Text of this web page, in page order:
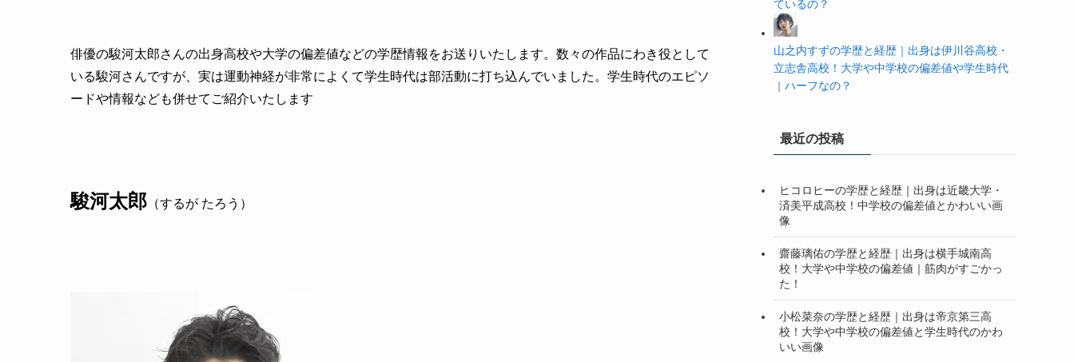
俳優の駿河太郎さんの出身高校や大学の偏差値などの学歴情報をお送りいたします。数々の作品にわき役として
いる駿河さんですが、実は運動神経が非常によくて学生時代は部活動に打ち込んでいました。学生時代のエピソ
ードや情報なども併せてご紹介いたします
駿河太郎 （するが たろう）
ているの？
山之内すずの学歴と経歴｜出身は伊川谷高校・
立志舎高校！大学や中学校の偏差値や学生時代
｜ハーフなの？
最近の投稿
ヒコロヒーの学歴と経歴｜出身は近畿大学・
済美平成高校！中学校の偏差値とかわいい画
像
齋藤璃佑の学歴と経歴｜出身は横手城南高
校！大学や中学校の偏差値｜筋肉がすごかっ
た！
小松菜奈の学歴と経歴｜出身は帝京第三高
校！大学や中学校の偏差値と学生時代のかわ
いい画像